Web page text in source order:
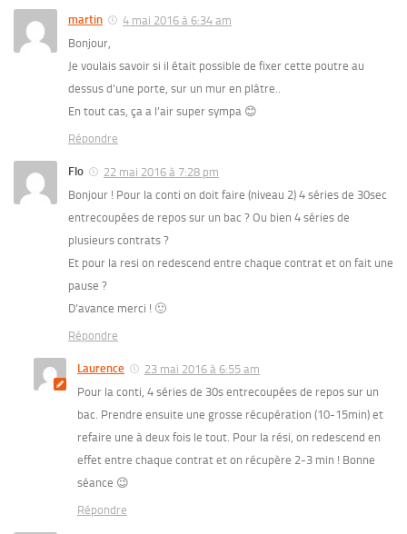
martin
4 mai 2016 à 6:34 am
Bonjour,
Je voulais savoir si il était possible de fixer cette poutre au
dessus d’une porte, sur un mur en plâtre..
En tout cas, ça a l’air super sympa 😊
Répondre
Flo
22 mai 2016 à 7:28 pm
Bonjour ! Pour la conti on doit faire (niveau 2) 4 séries de 30sec
entrecoupées de repos sur un bac ? Ou bien 4 séries de
plusieurs contrats ?
Et pour la resi on redescend entre chaque contrat et on fait une
pause ?
D’avance merci ! 🙂
Répondre
Laurence
23 mai 2016 à 6:55 am
Pour la conti, 4 séries de 30s entrecoupées de repos sur un
bac. Prendre ensuite une grosse récupération (10-15min) et
refaire une à deux fois le tout. Pour la rési, on redescend en
effet entre chaque contrat et on récupère 2-3 min ! Bonne
séance 😉
Répondre